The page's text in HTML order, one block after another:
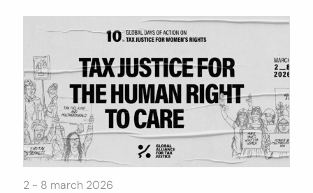
2 - 8 march 2026